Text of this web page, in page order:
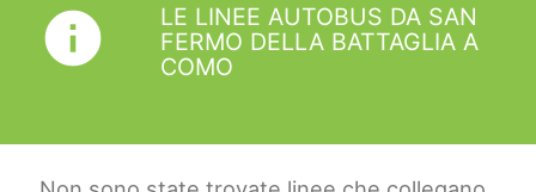
info
LE LINEE AUTOBUS DA SAN
FERMO DELLA BATTAGLIA A
COMO